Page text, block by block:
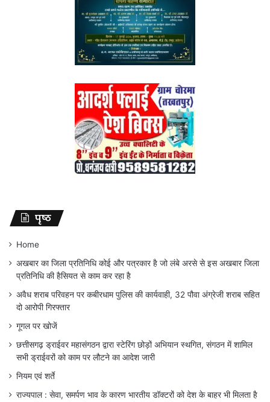
पृष्ठ
Home
अखबार का जिला प्रतिनिधि कोई और पत्रकार है जो लंबे अरसे से इस अखबार जिला
प्रतिनिधि की हैसियत से काम कर रहा है
अवैध शराब परिवहन पर कबीरधाम पुलिस की कार्यवाही, 32 पौवा अंग्रेजी शराब सहित
दो आरोपी गिरफ्तार
गूगल पर खोजें
छत्तीसगढ़ ड्राईवर महासंगठन द्वारा स्टेरिंग छोड़ों अभियान स्थगित, संगठन में शामिल
सभी ड्राईवरों को काम पर लौटने का आदेश जारी
नियम एवं शर्ते
राज्यपाल : सेवा, समर्पण भाव के कारण भारतीय डॉक्टरों को देश के बाहर भी मिलता है